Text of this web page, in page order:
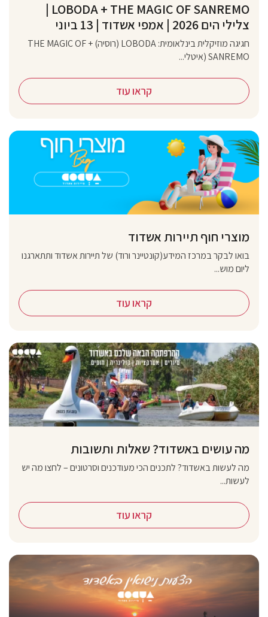
‏LOBODA + THE MAGIC OF SANREMO |
צלילי הים 2026 | אמפי אשדוד | 13 ביוני
חגיגה מוזיקלית בינלאומית: LOBODA (רוסיה) + THE MAGIC OF
SANREMO (איטלי...
קראו עוד
מוצרי חוף תיירות אשדוד
בואו לבקר במרכז המידע(קונטיינר ורוד) של תיירות אשדוד ותתארגנו
ליום מוש...
קראו עוד
מה עושים באשדוד? שאלות ותשובות
מה לעשות באשדוד? לתכנים הכי מעודכנים וסרטונים – לחצו מה יש
לעשות...
קראו עוד